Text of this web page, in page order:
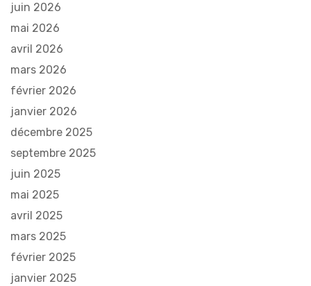
juin 2026
mai 2026
avril 2026
mars 2026
février 2026
janvier 2026
décembre 2025
septembre 2025
juin 2025
mai 2025
avril 2025
mars 2025
février 2025
janvier 2025